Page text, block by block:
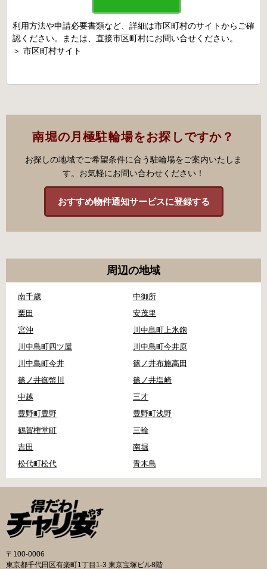
利用方法や申請必要書類など、詳細は市区町村のサイトからご確
認ください。または、直接市区町村にお問い合せください。
＞ 市区町村サイト
南堀の月極駐輪場をお探しですか？
お探しの地域でご希望条件に合う駐輪場をご案内いたしま
す。お気軽にお問い合わせください！
おすすめ物件通知サービスに登録する
周辺の地域
南千歳
中御所
栗田
安茂里
宮沖
川中島町上氷鉋
川中島町四ツ屋
川中島町今井原
川中島町今井
篠ノ井布施高田
篠ノ井御幣川
篠ノ井塩崎
中越
三才
豊野町豊野
豊野町浅野
鶴賀権堂町
三輪
吉田
南堀
松代町松代
青木島
〒100-0006
東京都千代田区有楽町1丁目1-3 東京宝塚ビル8階